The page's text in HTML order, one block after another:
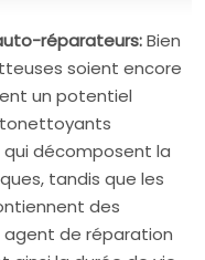
réparateurs:Bien
soient encore
un potentiel
décomposent la
tandis que les
des
agent de réparation